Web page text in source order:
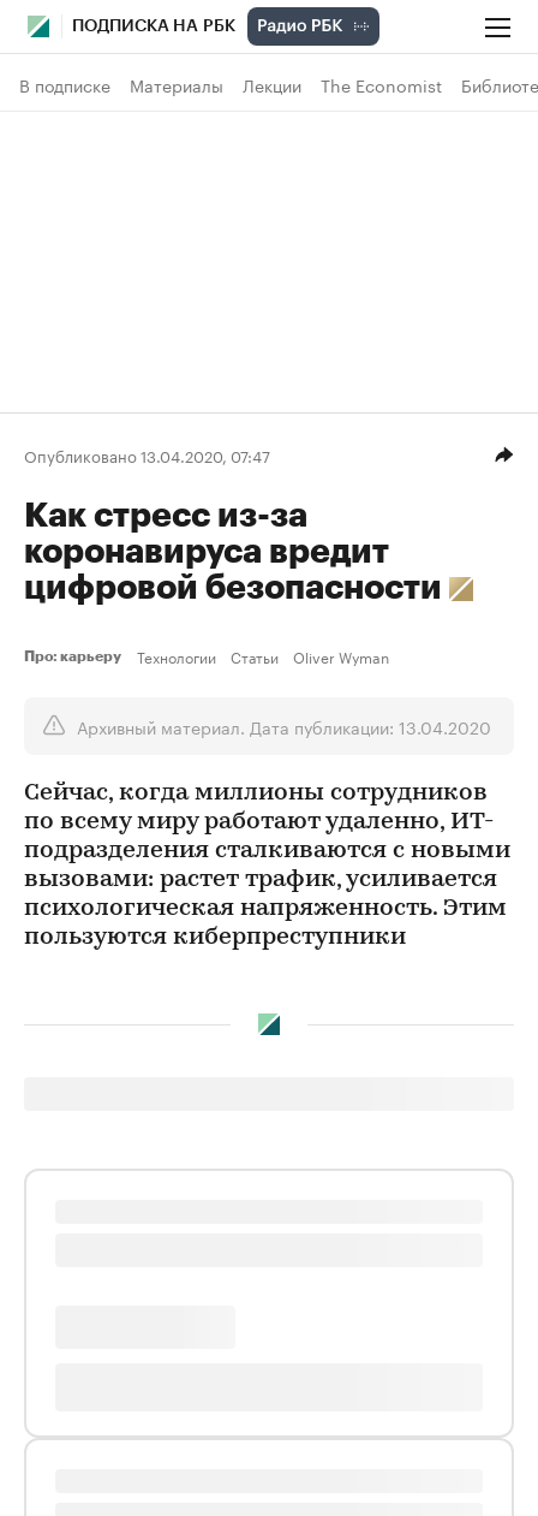
ПОДПИСКА НА РБК
В подписке Материалы Лекции The Economist
Опубликовано 13.04.2020, 07:47
Как стресс из-за
коронавируса вредит
цифровой безопасности
Про: карьеру Технологии Статьи Oliver Wyman
Архивный материал. Дата публикации: 13.04.2020
Сейчас, когда миллионы сотрудников
по всему миру работают удаленно, ИТ-
подразделения сталкиваются с новыми
вызовами: растет трафик, усиливается
психологическая напряженность. Этим
пользуются киберпреступники